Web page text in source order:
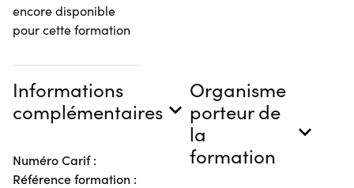
encore disponible
pour cette formation
Informations
complémentaires
Numéro Carif :
Référence formation :
Organisme
porteur de
la
formation